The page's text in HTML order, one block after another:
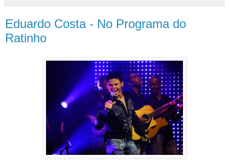
Eduardo Costa - No Programa do
Ratinho